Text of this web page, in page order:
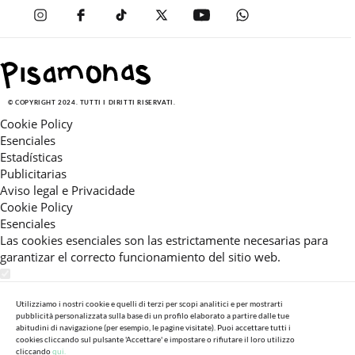
© COPYRIGHT 2024. TUTTI I DIRITTI RISERVATI.
Cookie Policy
Esenciales
Estadísticas
Publicitarias
Aviso legal e Privacidade
Cookie Policy
Esenciales
Las cookies esenciales son las estrictamente necesarias para
garantizar el correcto funcionamiento del sitio web.
Estas cookies nos permiten ofrecerle una experiencia en el sitio
adaptada a su navegación (recomendaciones de producto
personalizadas, énfasis en categorías frecuentemente
Utilizziamo i nostri cookie e quelli di terzi per scopi analitici e per mostrarti
pubblicità personalizzata sulla base di un profilo elaborato a partire dalle tue
abitudini di navigazione (per esempio, le pagine visitate). Puoi accettare tutti i
cookies cliccando sul pulsante 'Accettare' e impostare o rifiutare il loro utilizzo
cliccandoqui.